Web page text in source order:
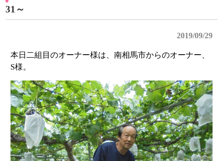
31～
2019/09/29
本日二組目のオーナー様は、南相馬市からのオーナー、
S様。